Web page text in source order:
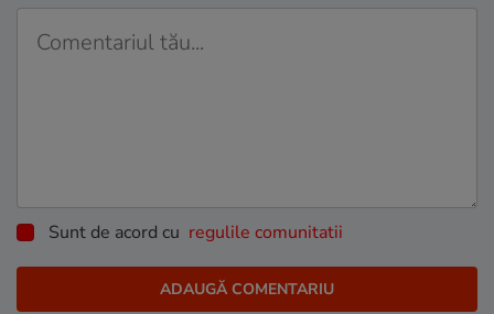
Sunt de acord cu regulile comunitatii